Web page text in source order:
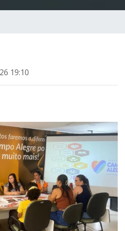
19:10